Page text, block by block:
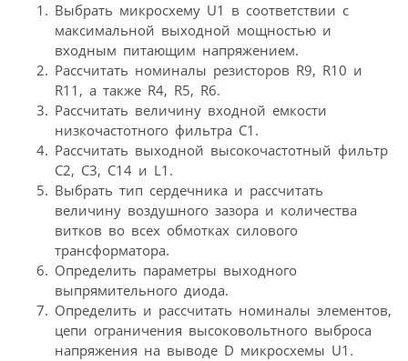
Выбрать микросхему U1 в соответствии с
максимальной выходной мощностью и
входным питающим напряжением.
Рассчитать номиналы резисторов R9, R10 и
R11, а также R4, R5, R6.
Рассчитать величину входной емкости
низкочастотного фильтра С1.
Рассчитать выходной высокочастотный фильтр
С2, С3, С14 и L1.
Выбрать тип сердечника и рассчитать
величину воздушного зазора и количества
витков во всех обмотках силового
трансформатора.
Определить параметры выходного
выпрямительного диода.
Определить и рассчитать номиналы элементов,
цепи ограничения высоковольтного выброса
напряжения на выводе D микросхемы U1.